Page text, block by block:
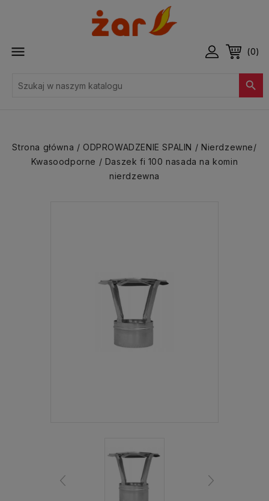
 (0)

Strona główna ODPROWADZENIE SPALIN
Nierdzewne/
Kwasoodporne
Daszek fi 100 nasada na komin
nierdzewna